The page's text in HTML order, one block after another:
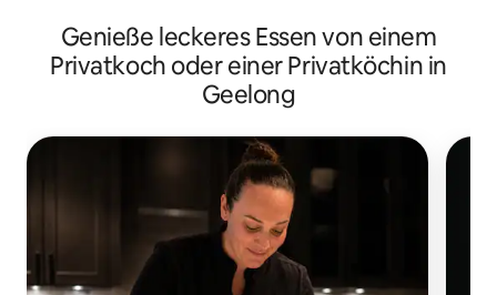
Genieße leckeres Essen von einem
Privatkoch oder einer Privatköchin in
Geelong